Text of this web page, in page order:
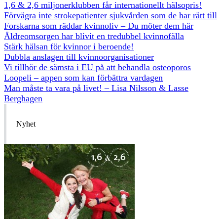
1,6 & 2,6 miljonerklubben får internationellt hälsopris!
Förvägra inte strokepatienter sjukvården som de har rätt till
Forskarna som räddar kvinnoliv – Du möter dem här
Äldreomsorgen har blivit en tredubbel kvinnofälla
Stärk hälsan för kvinnor i beroende!
Dubbla anslagen till kvinnoorganisationer
Vi tillhör de sämsta i EU på att behandla osteoporos
Loopeli – appen som kan förbättra vardagen
Man måste ta vara på livet! – Lisa Nilsson & Lasse
Berghagen
Nyhet